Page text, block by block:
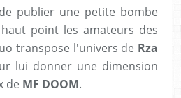
publier une petite bombe
point les amateurs des
transpose l'univers de Rza
lui donner une dimension
de MF DOOM.